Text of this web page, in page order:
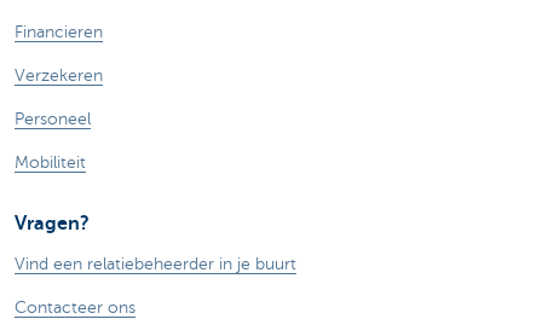
Financieren
Verzekeren
Personeel
Mobiliteit
Vragen?
Vind een relatiebeheerder in je buurt
Contacteer ons